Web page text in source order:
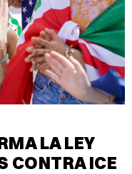
LA LEY
CONTRA ICE